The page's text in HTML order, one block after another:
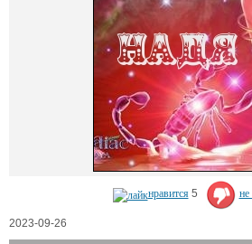
нравится 5 не
2023-09-26